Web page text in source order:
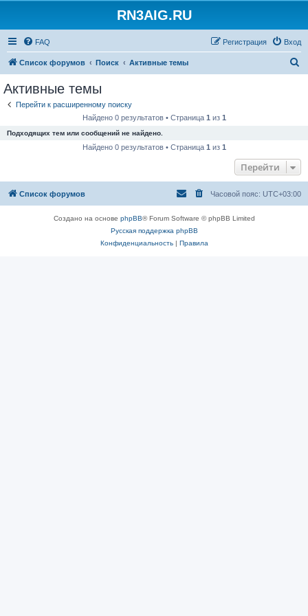
RN3AIG.RU
FAQ Вход
Регистрация
Список форумов Поиск Активные темы
Активные темы
Перейти к расширенному поиску
Найдено 0 результатов • Страница 1 из 1
Подходящих тем или сообщений не найдено.
Найдено 0 результатов • Страница 1 из 1
Перейти
Список форумов Часовой пояс: UTC+03:00
Создано на основе phpBB® Forum Software © phpBB Limited
Русская поддержка phpBB
Конфиденциальность| Правила